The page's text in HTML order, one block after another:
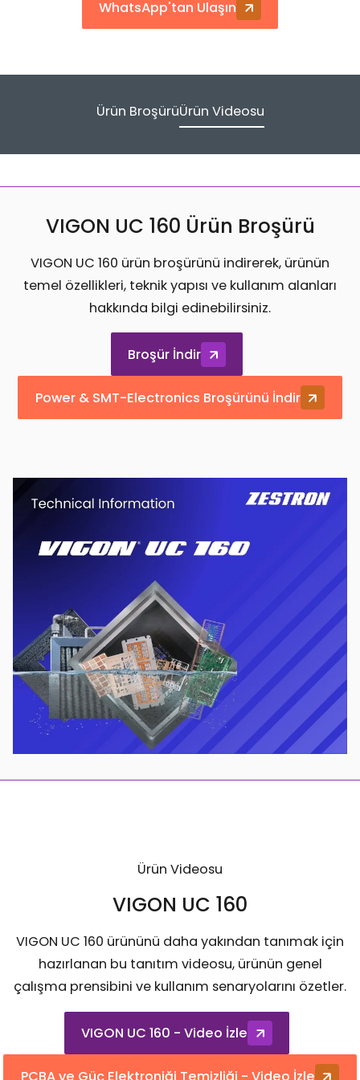
WhatsApp'tan Ulaşın
Ürün BroşürüÜrün Videosu
VIGON UC 160 Ürün Broşürü
VIGON UC 160 ürün broşürünü indirerek, ürünün
temel özellikleri, teknik yapısı ve kullanım alanları
hakkında bilgi edinebilirsiniz.
Broşür İndir
Power & SMT-Electronics Broşürünü İndir
Ürün Videosu
VIGON UC 160
VIGON UC 160 ürününü daha yakından tanımak için
hazırlanan bu tanıtım videosu, ürünün genel
çalışma prensibini ve kullanım senaryolarını özetler.
VIGON UC 160 - Video İzle
PCBA ve Güç Elektroniği Temizliği - Video İzle